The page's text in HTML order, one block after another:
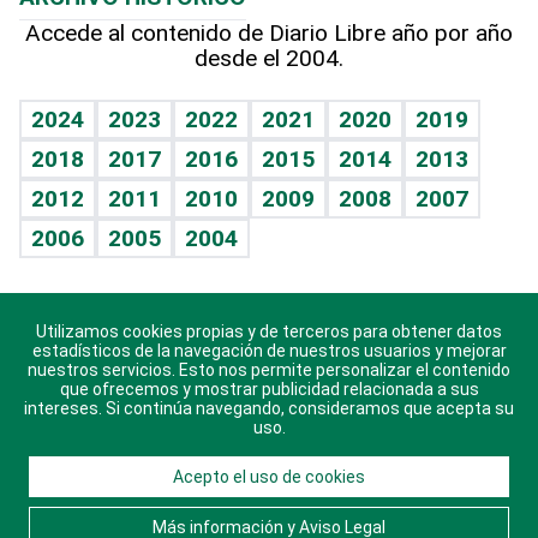
Hablando con el pediatra
Vida y familia
Eñe
Celebrando la vida
Sin complejos
En pocas palabras
Escuchando al corazón
Economía Personal
TBT Deportivo
Más firmas
Hecho en casa
Guía del dinero
Cumpleaños
Horóscopos
Crucigramas
Accede al contenido de Diario Libre año por año
desde el 2004.
2024 2023 2022 2021 2020
2019
2018
2017 2016 2015 2014
2013
2012
2011 2010 2009 2008
2007
2006
2005 2004
Descarga nuestras aplicaciones para Android, iOS y
sistema Huawei.
© 2021 Diario Libre, todos los derechos reservados.
Consulta elAviso Legal. Ponte en Contacto
Utilizamos cookies propias y de terceros para obtener datos
estadísticos de la navegación de nuestros usuarios y mejorar
nuestros servicios. Esto nos permite personalizar el contenido
que ofrecemos y mostrar publicidad relacionada a sus
intereses. Si continúa navegando, consideramos que acepta su
uso.
Acepto el uso de cookies
Más información y Aviso Legal